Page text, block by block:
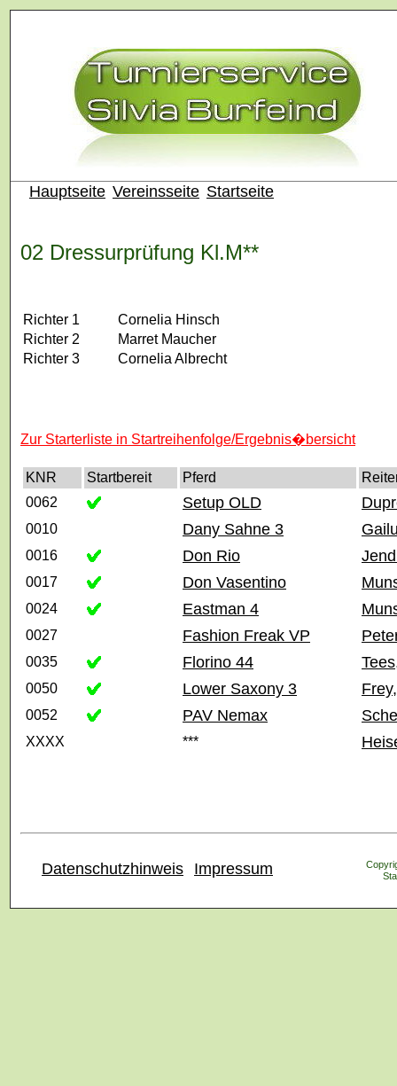
Hauptseite Vereinsseite Startseite
02 Dressurprüfung Kl.M**
Richter 1
Cornelia Hinsch
Richter 2
Marret Maucher
Richter 3
Cornelia Albrecht
Zur Starterliste in Startreihenfolge/Ergebnis�bersicht
KNR Startbereit Pferd
0062
Setup OLD
0010 Dany Sahne 3
0016 Don Rio
0017 Don Vasentino
0024 Eastman 4
0027 Fashion Freak VP
0035 Florino 44
0050 Lower Saxony 3
0052 PAV Nemax
XXXX ***
Datenschutzhinweis Impressum